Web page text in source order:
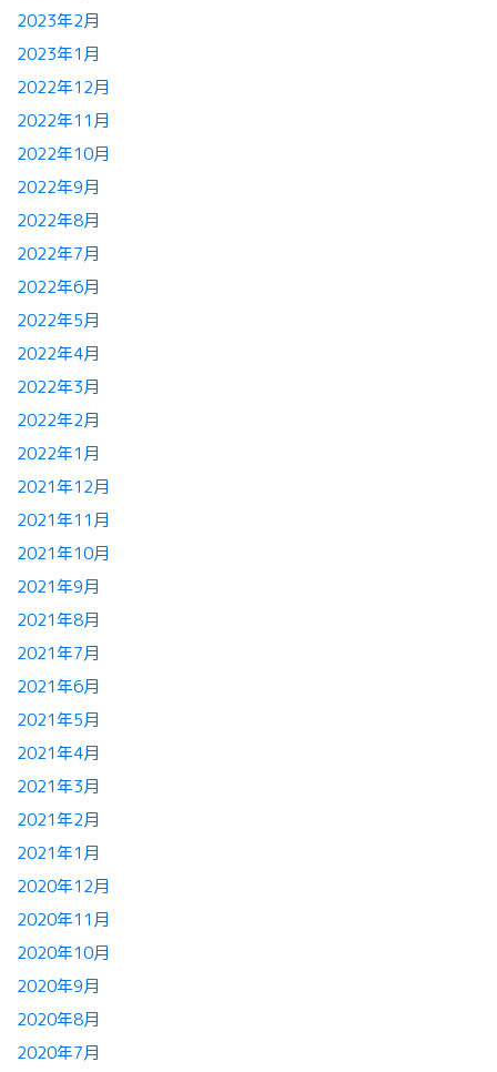
2023年2月
2023年1月
2022年12月
2022年11月
2022年10月
2022年9月
2022年8月
2022年7月
2022年6月
2022年5月
2022年4月
2022年3月
2022年2月
2022年1月
2021年12月
2021年11月
2021年10月
2021年9月
2021年8月
2021年7月
2021年6月
2021年5月
2021年4月
2021年3月
2021年2月
2021年1月
2020年12月
2020年11月
2020年10月
2020年9月
2020年8月
2020年7月